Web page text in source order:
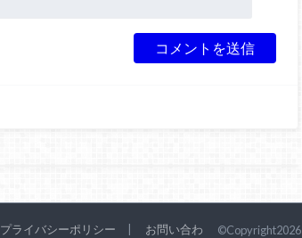
プライバシーポリシー お問い合わ ©Copyright2026